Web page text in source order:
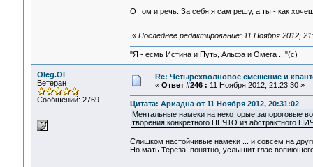
О том и речь. За себя я сам решу, а ты - как
« Последнее редактирование: 11 Ноября 2012,
"Я - есмь Истина и Путь, Альфа и Омега ..."(с)
Oleg.Ol
Ветеран
Сообщений: 2769
Re: Четырёхволновое смешение и
« Ответ #246 : 11 Ноября 2012, 21:23:30 »
Цитата: Ариадна от 11 Ноября 2012, 20:31:02
Ментальные намеки на некоторые запороговые
творения конкретного НЕЧТО из абстрактного
Слишком настойчивые намеки ... и совсем на
Но мать Тереза, понятно, услышит глас